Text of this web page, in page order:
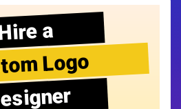
a
Logo